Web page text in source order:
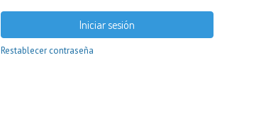
Iniciar sesión
Restablecer contraseña